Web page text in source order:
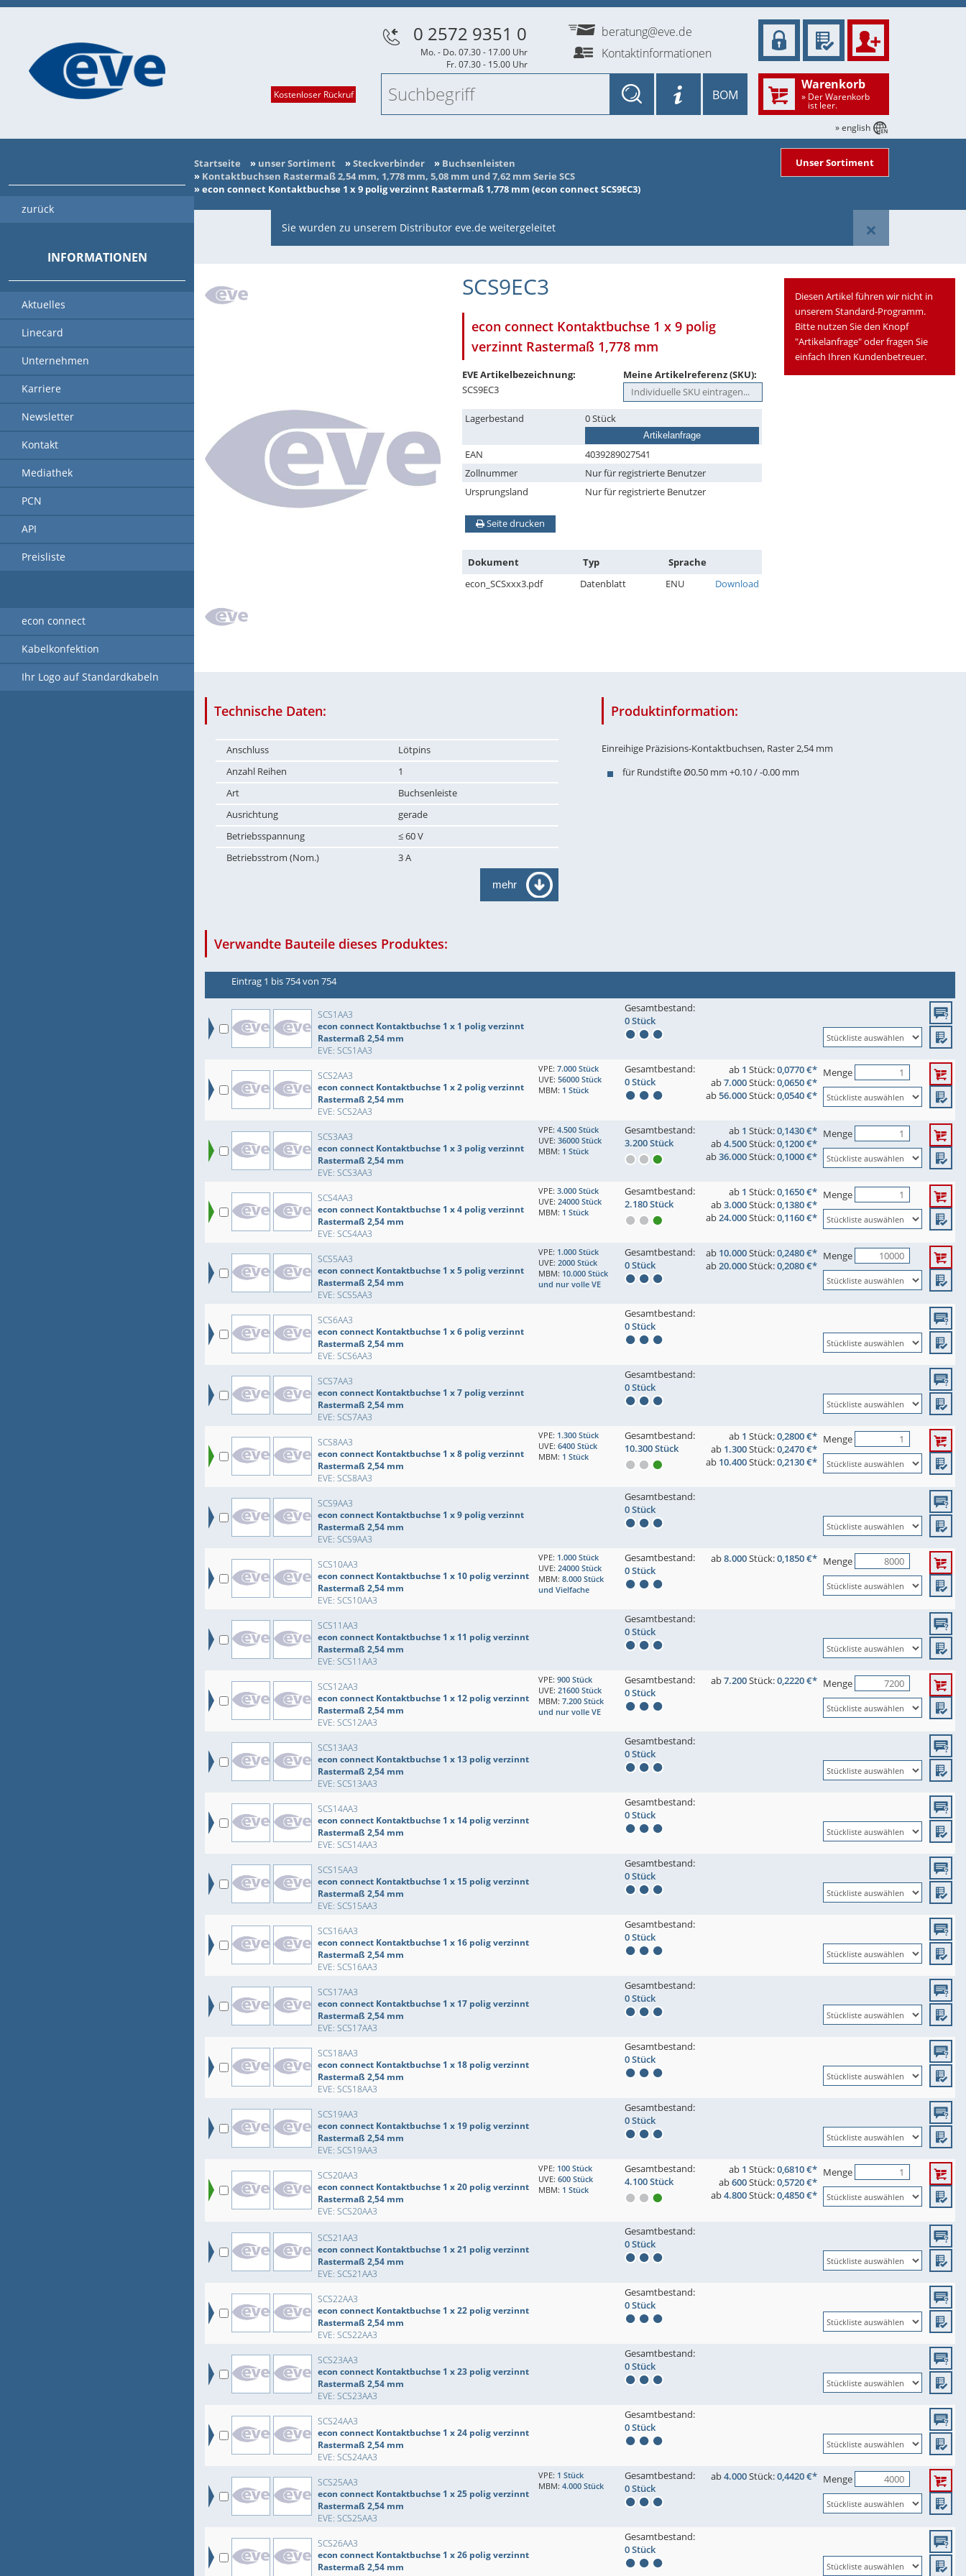
Startseite » unser Sortiment »Steckverbinder » Buchsenleisten
» Kontaktbuchsen Rastermaß 2,54 mm, 1,778 mm, 5,08 mm und 7,62 mm Serie SCS
»econ connect Kontaktbuchse 1 x 9 polig verzinnt Rastermaß 1,778 mm (econ connect SCS9EC3)
Unser Sortiment
×
Sie wurden zu unserem Distributor eve.de weitergeleitet
SCS9EC3
econ connect Kontaktbuchse 1 x 9 polig
verzinnt Rastermaß 1,778 mm
EVE Artikelbezeichnung:
SCS9EC3
Meine Artikelreferenz (SKU):
Lagerbestand 0 Stück
Artikelanfrage
EAN
4039289027541
Zollnummer
Nur für registrierte Benutzer
Ursprungsland
Nur für registrierte Benutzer
Seite drucken
Dokument Typ
Sprache
econ_SCSxxx3.pdf
Datenblatt ENU Download
Diesen Artikel führen wir nicht in
unserem Standard-Programm.
Bitte nutzen Sie den Knopf
"Artikelanfrage" oder fragen Sie
einfach Ihren Kundenbetreuer.
Technische Daten:
Anschluss
Lötpins
Anzahl Reihen
1
Art
Buchsenleiste
Ausrichtung
gerade
Betriebsspannung
≤ 60 V
Betriebsstrom (Nom.)
3 A
mehr
Produktinformation:
Einreihige Präzisions-Kontaktbuchsen, Raster 2,54 mm
für Rundstifte Ø0.50 mm +0.10 / -0.00 mm
Verwandte Bauteile dieses Produktes:
Eintrag 1 bis 754 von 754
SCS1AA3
econ connect Kontaktbuchse 1 x 1 polig verzinnt
Rastermaß 2,54 mm
EVE: SCS1AA3
Gesamtbestand:
0 Stück
SCS2AA3
econ connect Kontaktbuchse 1 x 2 polig verzinnt
Rastermaß 2,54 mm
EVE: SCS2AA3
VPE: 7.000 Stück
UVE: 56000 Stück
MBM: 1 Stück
Gesamtbestand:
0 Stück
ab 1 Stück:0,0770 €*
ab7.000Stück:0,0650 €*
ab56.000Stück:0,0540 €*
Menge
SCS3AA3
econ connect Kontaktbuchse 1 x 3 polig verzinnt
Rastermaß 2,54 mm
EVE: SCS3AA3
VPE: 4.500 Stück
UVE: 36000 Stück
MBM: 1 Stück
Gesamtbestand:
3.200 Stück
ab 1 Stück:0,1430 €*
ab4.500Stück:0,1200 €*
ab36.000Stück:0,1000 €*
Menge
SCS4AA3
econ connect Kontaktbuchse 1 x 4 polig verzinnt
Rastermaß 2,54 mm
EVE: SCS4AA3
VPE: 3.000 Stück
UVE: 24000 Stück
MBM: 1 Stück
Gesamtbestand:
2.180 Stück
ab 1 Stück:0,1650 €*
ab3.000Stück:0,1380 €*
ab24.000Stück:0,1160 €*
Menge
SCS5AA3
econ connect Kontaktbuchse 1 x 5 polig verzinnt
Rastermaß 2,54 mm
EVE: SCS5AA3
VPE: 1.000 Stück
UVE: 2000 Stück
MBM: 10.000 Stück
und nur volle VE
Gesamtbestand:
0 Stück
ab 10.000Stück:0,2480 €*
ab20.000Stück:0,2080 €*
Menge
SCS6AA3
econ connect Kontaktbuchse 1 x 6 polig verzinnt
Rastermaß 2,54 mm
EVE: SCS6AA3
Gesamtbestand:
0 Stück
SCS7AA3
econ connect Kontaktbuchse 1 x 7 polig verzinnt
Rastermaß 2,54 mm
EVE: SCS7AA3
Gesamtbestand:
0 Stück
SCS8AA3
econ connect Kontaktbuchse 1 x 8 polig verzinnt
Rastermaß 2,54 mm
EVE: SCS8AA3
VPE: 1.300 Stück
UVE: 6400 Stück
MBM: 1 Stück
Gesamtbestand:
10.300 Stück
ab 1 Stück:0,2800 €*
ab 1.300Stück:0,2470 €*
ab 10.400Stück:0,2130 €*
Menge
SCS9AA3
econ connect Kontaktbuchse 1 x 9 polig verzinnt
Rastermaß 2,54 mm
EVE: SCS9AA3
Gesamtbestand:
0 Stück
SCS10AA3
econ connect Kontaktbuchse 1 x 10 polig verzinnt
Rastermaß 2,54 mm
EVE: SCS10AA3
VPE: 1.000 Stück
UVE: 24000 Stück
MBM: 8.000 Stück
und Vielfache
Gesamtbestand:
0 Stück
ab8.000Stück:0,1850 €* Menge
SCS11AA3
econ connect Kontaktbuchse 1 x 11 polig verzinnt
Rastermaß 2,54 mm
EVE: SCS11AA3
Gesamtbestand:
0 Stück
SCS12AA3
econ connect Kontaktbuchse 1 x 12 polig verzinnt
Rastermaß 2,54 mm
EVE: SCS12AA3
VPE: 900 Stück
UVE: 21600 Stück
MBM: 7.200 Stück
und nur volle VE
Gesamtbestand:
0 Stück
ab7.200Stück:0,2220 €* Menge
SCS13AA3
econ connect Kontaktbuchse 1 x 13 polig verzinnt
Rastermaß 2,54 mm
EVE: SCS13AA3
Gesamtbestand:
0 Stück
SCS14AA3
econ connect Kontaktbuchse 1 x 14 polig verzinnt
Rastermaß 2,54 mm
EVE: SCS14AA3
Gesamtbestand:
0 Stück
SCS15AA3
econ connect Kontaktbuchse 1 x 15 polig verzinnt
Rastermaß 2,54 mm
EVE: SCS15AA3
Gesamtbestand:
0 Stück
SCS16AA3
econ connect Kontaktbuchse 1 x 16 polig verzinnt
Rastermaß 2,54 mm
EVE: SCS16AA3
Gesamtbestand:
0 Stück
SCS17AA3
econ connect Kontaktbuchse 1 x 17 polig verzinnt
Rastermaß 2,54 mm
EVE: SCS17AA3
Gesamtbestand:
0 Stück
SCS18AA3
econ connect Kontaktbuchse 1 x 18 polig verzinnt
Rastermaß 2,54 mm
EVE: SCS18AA3
Gesamtbestand:
0 Stück
SCS19AA3
econ connect Kontaktbuchse 1 x 19 polig verzinnt
Rastermaß 2,54 mm
EVE: SCS19AA3
Gesamtbestand:
0 Stück
SCS20AA3
econ connect Kontaktbuchse 1 x 20 polig verzinnt
Rastermaß 2,54 mm
EVE: SCS20AA3
VPE: 100 Stück
UVE: 600 Stück
MBM: 1 Stück
Gesamtbestand:
4.100 Stück
ab 1 Stück:0,6810 €*
ab600Stück:0,5720 €*
ab4.800Stück:0,4850 €*
Menge
SCS21AA3
econ connect Kontaktbuchse 1 x 21 polig verzinnt
Rastermaß 2,54 mm
EVE: SCS21AA3
Gesamtbestand:
0 Stück
SCS22AA3
econ connect Kontaktbuchse 1 x 22 polig verzinnt
Rastermaß 2,54 mm
EVE: SCS22AA3
Gesamtbestand:
0 Stück
SCS23AA3
econ connect Kontaktbuchse 1 x 23 polig verzinnt
Rastermaß 2,54 mm
EVE: SCS23AA3
Gesamtbestand:
0 Stück
SCS24AA3
econ connect Kontaktbuchse 1 x 24 polig verzinnt
Rastermaß 2,54 mm
EVE: SCS24AA3
Gesamtbestand:
0 Stück
SCS25AA3
econ connect Kontaktbuchse 1 x 25 polig verzinnt
Rastermaß 2,54 mm
EVE: SCS25AA3
VPE: 1 Stück
MBM: 4.000 Stück
Gesamtbestand:
0 Stück
ab4.000Stück:0,4420 €* Menge
SCS26AA3
econ connect Kontaktbuchse 1 x 26 polig verzinnt
Rastermaß 2,54 mm
Gesamtbestand:
0 Stück
Kostenloser Rückruf
0 2572 9351 0
Mo. - Do. 07.30 - 17.00 Uhr
Fr. 07.30 - 15.00 Uhr
beratung@eve.de
Kontaktinformationen
Warenkorb
» Der Warenkorb
ist leer.
BOM
» english
zurück
INFORMATIONEN
Aktuelles
Linecard
Unternehmen
Karriere
Newsletter
Kontakt
Mediathek
PCN
API
Preisliste
econ connect
Kabelkonfektion
Ihr Logo auf Standardkabeln